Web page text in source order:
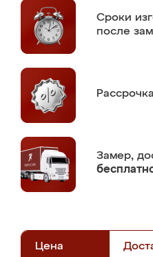
Сроки
после
Рассрочка
Замер,
Цена